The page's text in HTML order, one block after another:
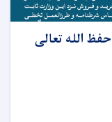
الله تعالی